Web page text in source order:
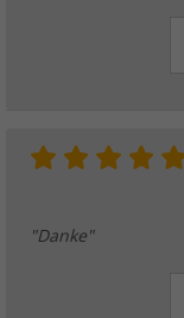
"Danke"